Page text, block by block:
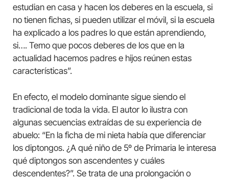
estudian en casa y hacen los deberes en la escuela, si
no tienen fichas, si pueden utilizar el móvil, si la escuela
ha explicado a los padres lo que están aprendiendo,
si…. Temo que pocos deberes de los que en la
actualidad hacemos padres e hijos reúnen estas
características”.
En efecto, el modelo dominante sigue siendo el
tradicional de toda la vida. El autor lo ilustra con
algunas secuencias extraídas de su experiencia de
abuelo: “En la ficha de mi nieta había que diferenciar
los diptongos. ¿A qué niño de 5º de Primaria le interesa
qué diptongos son ascendentes y cuáles
descendentes?”. Se trata de una prolongación o